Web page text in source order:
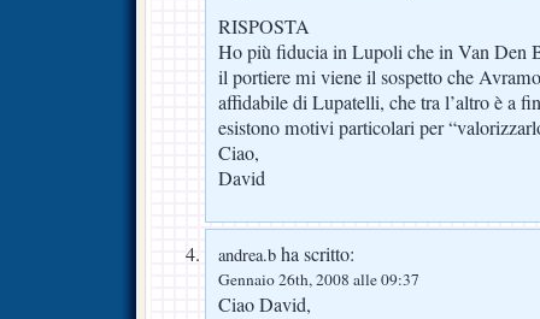
RISPOSTA
Ho più fiducia in Lupoli che in Van Den
il portiere mi viene il sospetto che
affidabile di Lupatelli, che tra l’altro è a
esistono motivi particolari per
Ciao,
David
andrea.b ha scritto:
Gennaio 26th, 2008 alle 09:37
Ciao David,